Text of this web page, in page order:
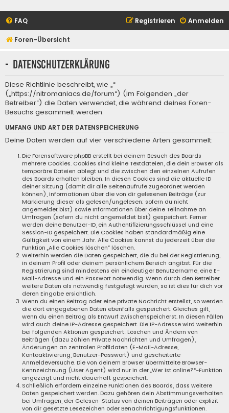
FAQ Anmelden
Registrieren
Foren-Übersicht
- Datenschutzerklärung
Diese Richtlinie beschreibt, wie „“
(„https://nitromaniacs.de/forum“) (im Folgenden „der
Betreiber“) die Daten verwendet, die während deines Foren-
Besuchs gesammelt werden.
UMFANG UND ART DER DATENSPEICHERUNG
Deine Daten werden auf vier verschiedene Arten gesammelt:
Die Forensoftware phpBB erstellt bei deinem Besuch des Boards
mehrere Cookies. Cookies sind kleine Textdateien, die dein Browser als
temporäre Dateien ablegt und die zwischen den einzelnen Aufrufen
des Boards erhalten bleiben. In diesen Cookies sind die aktuelle ID
deiner Sitzung (damit dir alle Seitenaufrufe zugeordnet werden
können), Informationen über die von dir gelesenen Beiträge (zur
Markierung dieser als gelesen/ungelesen; sofern du nicht
angemeldet bist) sowie Informationen über deine Teilnahme an
Umfragen (sofern du nicht angemeldet bist) gespeichert. Ferner
werden deine Benutzer-ID, ein Authentifizierungsschlüssel und eine
Session-ID gespeichert. Die Cookies haben standardmäßig eine
Gültigkeit von einem Jahr. Alle Cookies kannst du jederzeit über die
Funktion „Alle Cookies löschen“ löschen.
Weiterhin werden die Daten gespeichert, die du bei der Registrierung,
in deinem Profil oder deinem persönlichem Bereich angibst. Für die
Registrierung sind mindestens ein eindeutiger Benutzername, eine E-
Mail-Adresse und ein Passwort notwendig. Wenn durch den Betreiber
weitere Daten als notwendig festgelegt wurden, so ist dies für dich vor
deren Eingabe ersichtlich.
Wenn du einen Beitrag oder eine private Nachricht erstellst, so werden
die dort eingegebenen Daten ebenfalls gespeichert. Gleiches gilt,
wenn du einen Beitrag als Entwurf zwischenspeicherst. In diesen Fällen
wird auch deine IP-Adresse gespeichert. Die IP-Adresse wird weiterhin
bei folgenden Aktionen gespeichert: Löschen und Ändern von
Beiträgen (dazu zählen Private Nachrichten und Umfragen),
Änderungen an zentralen Profildaten (E-Mail-Adresse,
Kontoaktivierung, Benutzer-Passwort) und gescheiterte
Anmeldeversuche. Die von deinem Browser übermittelte Browser-
Kennzeichnung (User Agent) wird nur in der „Wer ist online?“-Funktion
angezeigt und nicht dauerhaft gespeichert.
Schließlich erfordern einzelne Funktionen des Boards, dass weitere
Daten gespeichert werden. Dazu gehören dein Abstimmungsverhalten
bei Umfragen, der Gelesen-Status von deinen Beiträgen oder explizit
von dir gesetzte Lesezeichen oder Benachrichtigungsfunktionen.